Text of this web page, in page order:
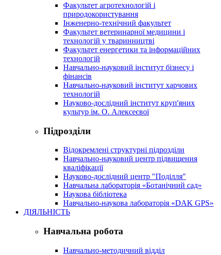
Факультет агротехнологій і
природокористування
Інженерно-технічний факультет
Факультет ветеринарної медицини і
технологій у тваринництві
Факультет енергетики та інформаційних
технологій
Навчально-науковий інститут бізнесу і
фінансів
Навчально-науковий інститут харчових
технологій
Науково-дослідний інститут круп'яних
культур ім. О. Алексеєвої
Підрозділи
Відокремлені структурні підрозділи
Навчально-науковий центр підвищення
кваліфікації
Науково-дослідний центр "Поділля"
Навчальна лабораторія «Ботанічний сад»
Наукова бібліотека
Навчально-наукова лабораторія «DAK GPS»
ДІЯЛЬНІСТЬ
Навчальна робота
Навчально-методичний відділ